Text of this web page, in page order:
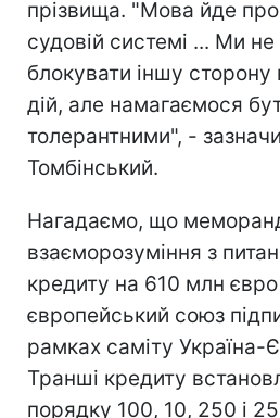
прізвища. "Мова йде про
судовій системі ... Ми
блокувати іншу сторону
дій, але намагаємося
толерантними", -
Томбінський.
Нагадаємо, що
взаєморозуміння з
кредиту на 610 млн євро
європейський союз
рамках саміту Україна-
Транші кредиту
порядку 100, 10, 250 і